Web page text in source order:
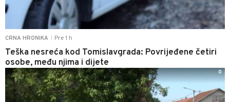
CRNA HRONIKA Pre 1 h
Teška nesreća kod Tomislavgrada: Povrijeđene četiri
osobe, među njima i dijete
0